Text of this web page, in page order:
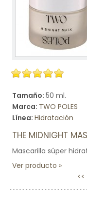
Tamaño: 50 ml.
Marca: TWO POLES
Línea: Hidratación
THE MIDNIGHT
Mascarilla súper
Ver producto
<<